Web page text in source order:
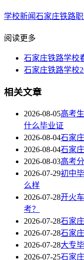
学校新闻石家庄铁路
阅读更多
石家庄铁路学校
石家庄铁路学校
相关文章
2026-08-05高考
什么毕业证
2026-08-04石家
2026-08-04石家
2026-08-03高考
2026-07-29初中
么样
2026-07-28开火
考？
2026-07-28石家
2026-07-28石家
2026-07-28大专
2026-07-25石家